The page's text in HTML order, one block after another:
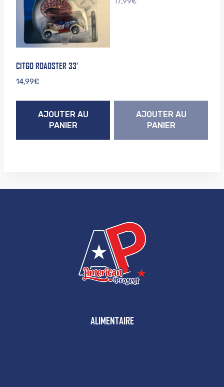
CITGO ROADSTER 33’
14,99€
AJOUTER AU
PANIER
AJOUTER AU
PANIER
ALIMENTAIRE